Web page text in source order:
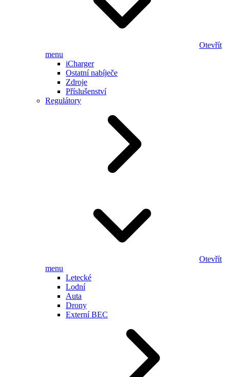
Otevřít
menu
iCharger
Ostatní nabíječe
Zdroje
Příslušenství
Regulátory
Otevřít
menu
Letecké
Lodní
Auta
Drony
Externí BEC